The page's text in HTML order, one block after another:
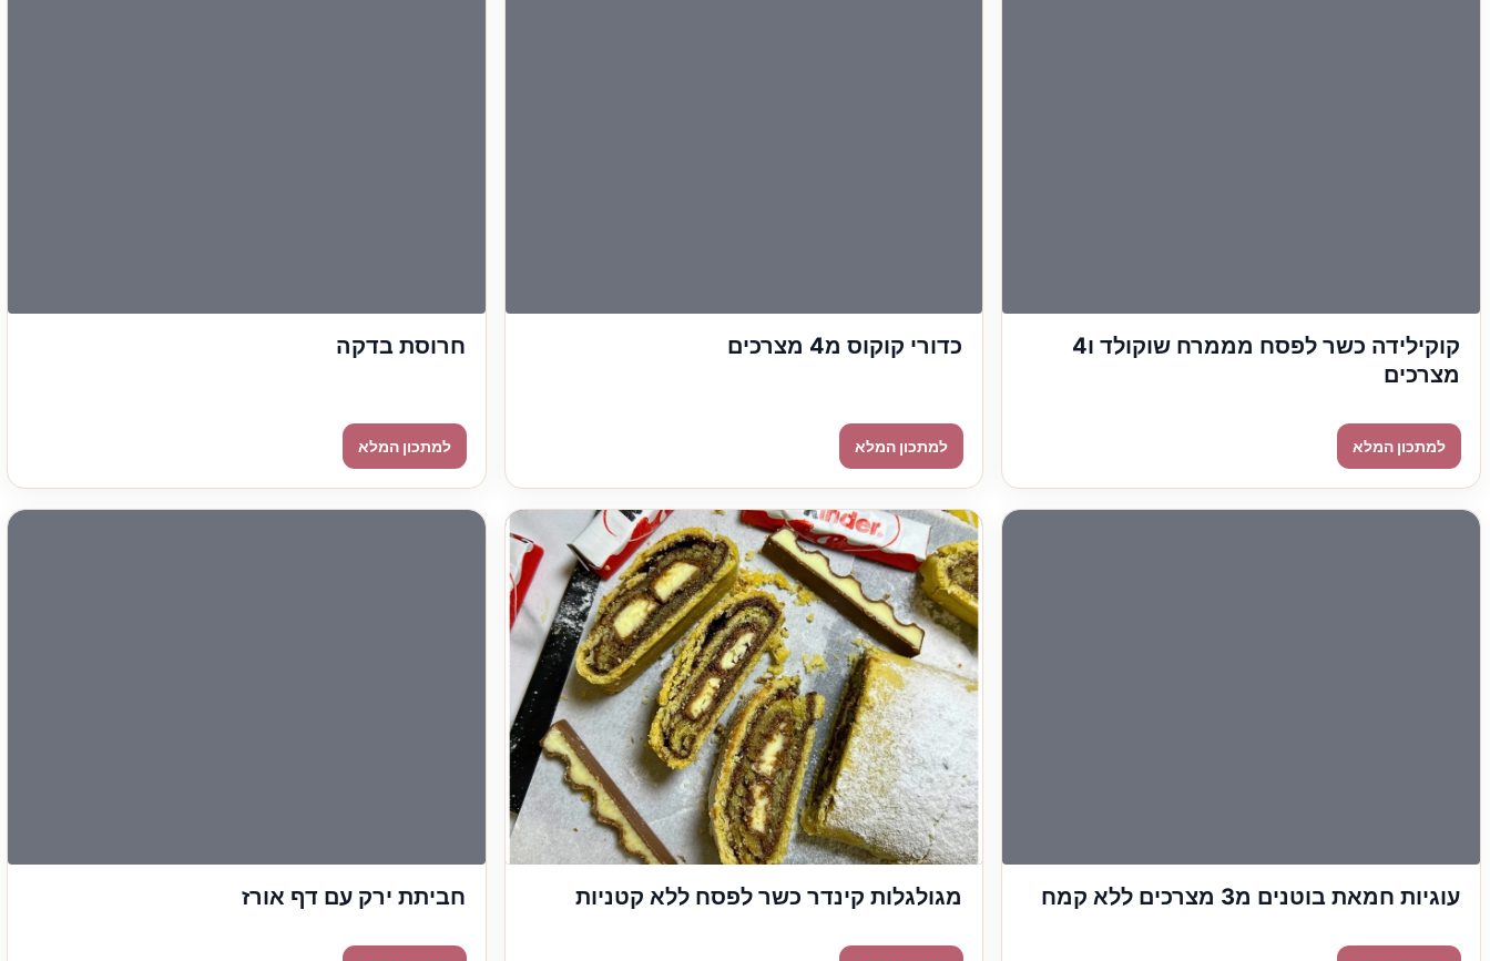
קוקילידה כשר לפסח מממרח שוקולד ו4
מצרכים
כדורי קוקוס מ4 מצרכים חרוסת בדקה
עוגיות חמאת בוטנים מ3 מצרכים ללא קמח מגולגלות קינדר כשר לפסח ללא קטניות חביתת ירק עם דף אורז